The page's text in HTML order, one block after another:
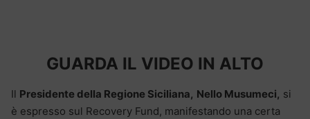
GUARDA IL VIDEO IN ALTO
Il Presidente della Regione Siciliana, Nello Musumeci, si
è espresso sul Recovery Fund, manifestando una certa